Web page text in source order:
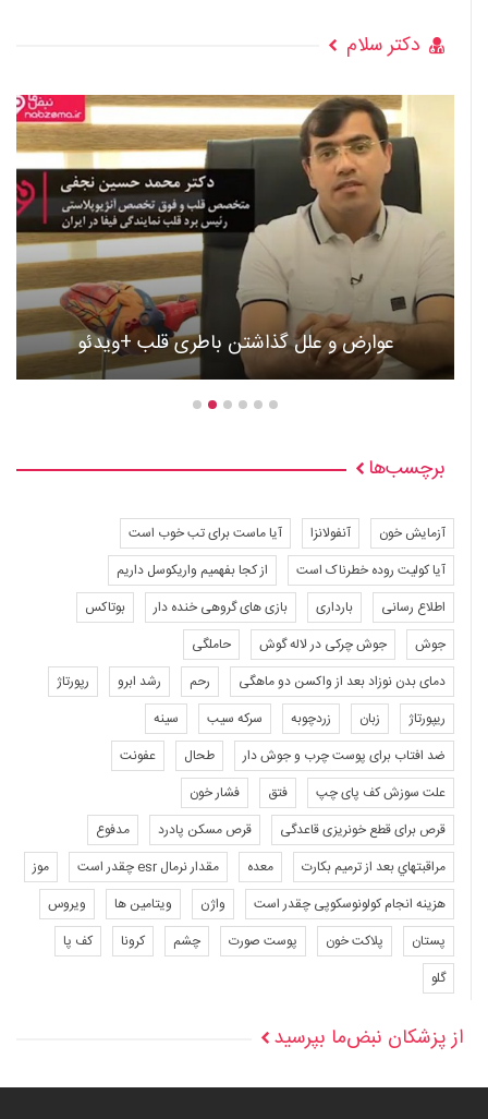
دکتر سلام
عوارض و علل گذاشتن باطری قلب +ویدئو
برچسب‌ها
آزمایش خون آنفولانزا
آیا ماست برای تب خوب است
آیا کولیت روده خطرناک است
از کجا بفهمیم واریکوسل داریم
اطلاع رسانی
بارداری بازی های گروهی خنده دار
بوتاکس
جوش
جوش چرکی در لاله گوش
حاملگی
دمای بدن نوزاد بعد از واکسن دو ماهگی
رحم رشد ابرو
رپورتاژ
ریپورتاژ
زبان زردچوبه سرکه سیب
سینه
ضد افتاب برای پوست چرب و جوش دار
طحال
عفونت
علت سوزش کف پای چپ
فتق
فشار خون
قرص برای قطع خونریزی قاعدگی
قرص مسکن پادرد
مدفوع
مراقبتهاي بعد از ترميم بكارت
معده مقدار نرمال esr چقدر است
موز
هزینه انجام کولونوسکوپی چقدر است
واژن ویتامین ها
ویروس
پستان
پلاکت خون پوست صورت چشم کرونا
کف پا
گلو
از پزشکان نبض‌ما بپرسید